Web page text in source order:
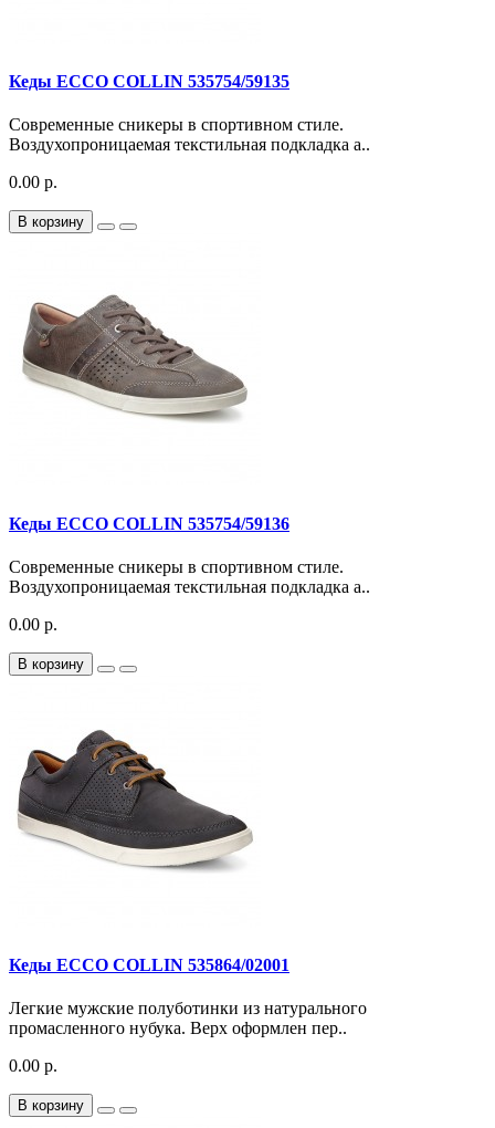
Кеды ECCO COLLIN 535754/59135
Современные сникеры в спортивном стиле.
Воздухопроницаемая текстильная подкладка а..
0.00 р.
В корзину
Кеды ECCO COLLIN 535754/59136
Современные сникеры в спортивном стиле.
Воздухопроницаемая текстильная подкладка а..
0.00 р.
В корзину
Кеды ECCO COLLIN 535864/02001
Легкие мужские полуботинки из натурального
промасленного нубука. Верх оформлен пер..
0.00 р.
В корзину